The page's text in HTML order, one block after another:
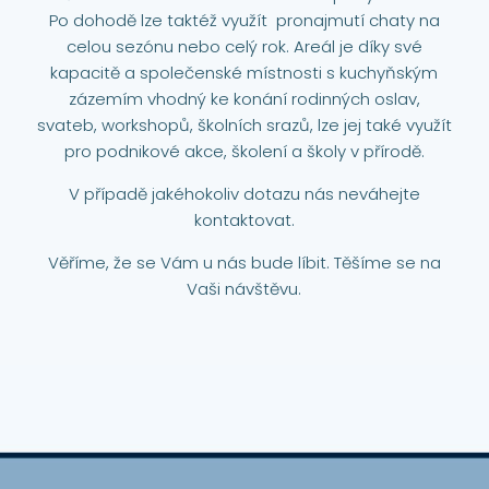
Po dohodě lze taktéž využít pronajmutí chaty na
celou sezónu nebo celý rok. Areál je díky své
kapacitě a společenské místnosti s kuchyňským
zázemím vhodný ke konání rodinných oslav,
svateb, workshopů, školních srazů, lze jej také využít
pro podnikové akce, školení a školy v přírodě.
V případě jakéhokoliv dotazu nás neváhejte
kontaktovat.
Věříme, že se Vám u nás bude líbit. Těšíme se na
Vaši návštěvu.